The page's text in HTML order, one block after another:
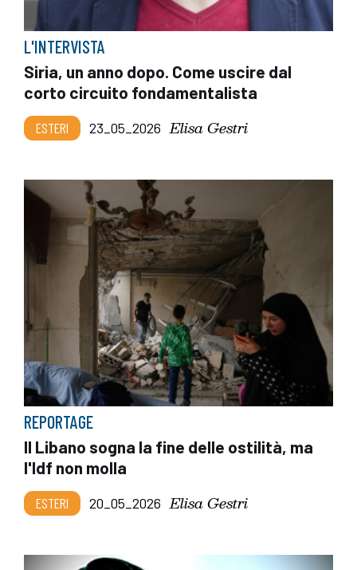
L'INTERVISTA
Siria, un anno dopo. Come uscire dal
corto circuito fondamentalista
ESTERI 23_05_2026 Elisa Gestri
REPORTAGE
Il Libano sogna la fine delle ostilità, ma
l'Idf non molla
ESTERI 20_05_2026 Elisa Gestri